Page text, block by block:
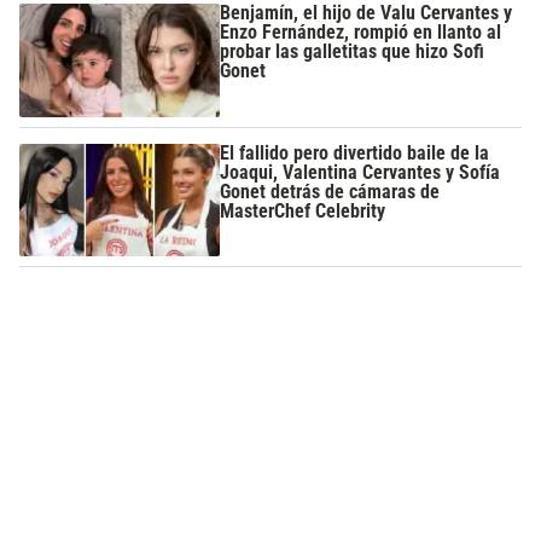
Benjamín, el hijo de Valu Cervantes y
Enzo Fernández, rompió en llanto al
probar las galletitas que hizo Sofi
Gonet
El fallido pero divertido baile de la
Joaqui, Valentina Cervantes y Sofía
Gonet detrás de cámaras de
MasterChef Celebrity